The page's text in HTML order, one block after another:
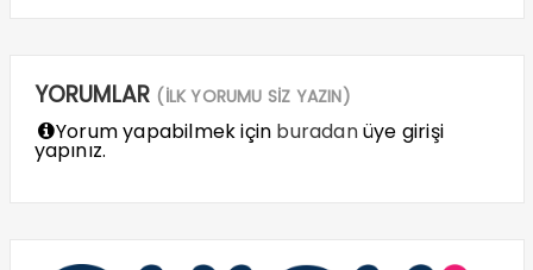
YORUMLAR (İLK YORUMU SİZ YAZIN)
Yorum yapabilmek için buradanüye girişi
yapınız.